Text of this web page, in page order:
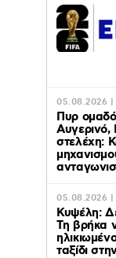
05.08.2026 |
Πυρ
στελέχη:
05.08.2026 |
Κυψέλη:
Τη βρήκα
ταξίδι